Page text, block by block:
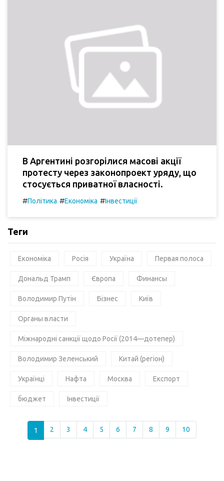
В Аргентині розгорілися масові акції
протесту через законопроект уряду, що
стосується приватної власності.
#Політика #Економіка #Інвестиції
Теги
Економіка Росія Україна Первая полоса
Дональд Трамп Європа Финансы
Володимир Путін Бізнес Київ
Органы власти
Міжнародні санкції щодо Росії (2014—дотепер)
Володимир Зеленський Китай (регіон)
Українці Нафта Москва Експорт
бюджет Інвестиції
1 2 3 4 5 6 7 8 9 10